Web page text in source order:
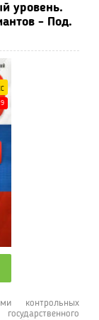
уровень.
- Под.
контрольных